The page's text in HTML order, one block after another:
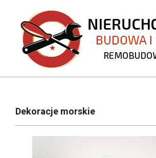
content
NavigationDekoracje morskie